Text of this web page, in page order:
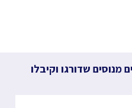
מנוסים שדורגו וקיבלו